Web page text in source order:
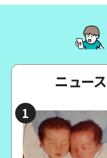
ニュース